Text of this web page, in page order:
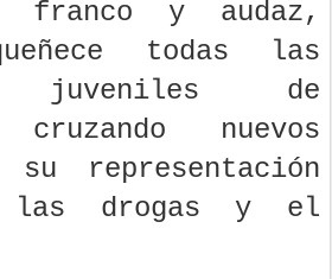
franco y audaz,
todas las
juveniles de
cruzando nuevos
representación
las drogas y el